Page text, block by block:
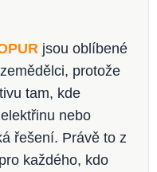
jsou oblíbené
protože
tam, kde
nebo
řešení. Právě to z
každého, kdo